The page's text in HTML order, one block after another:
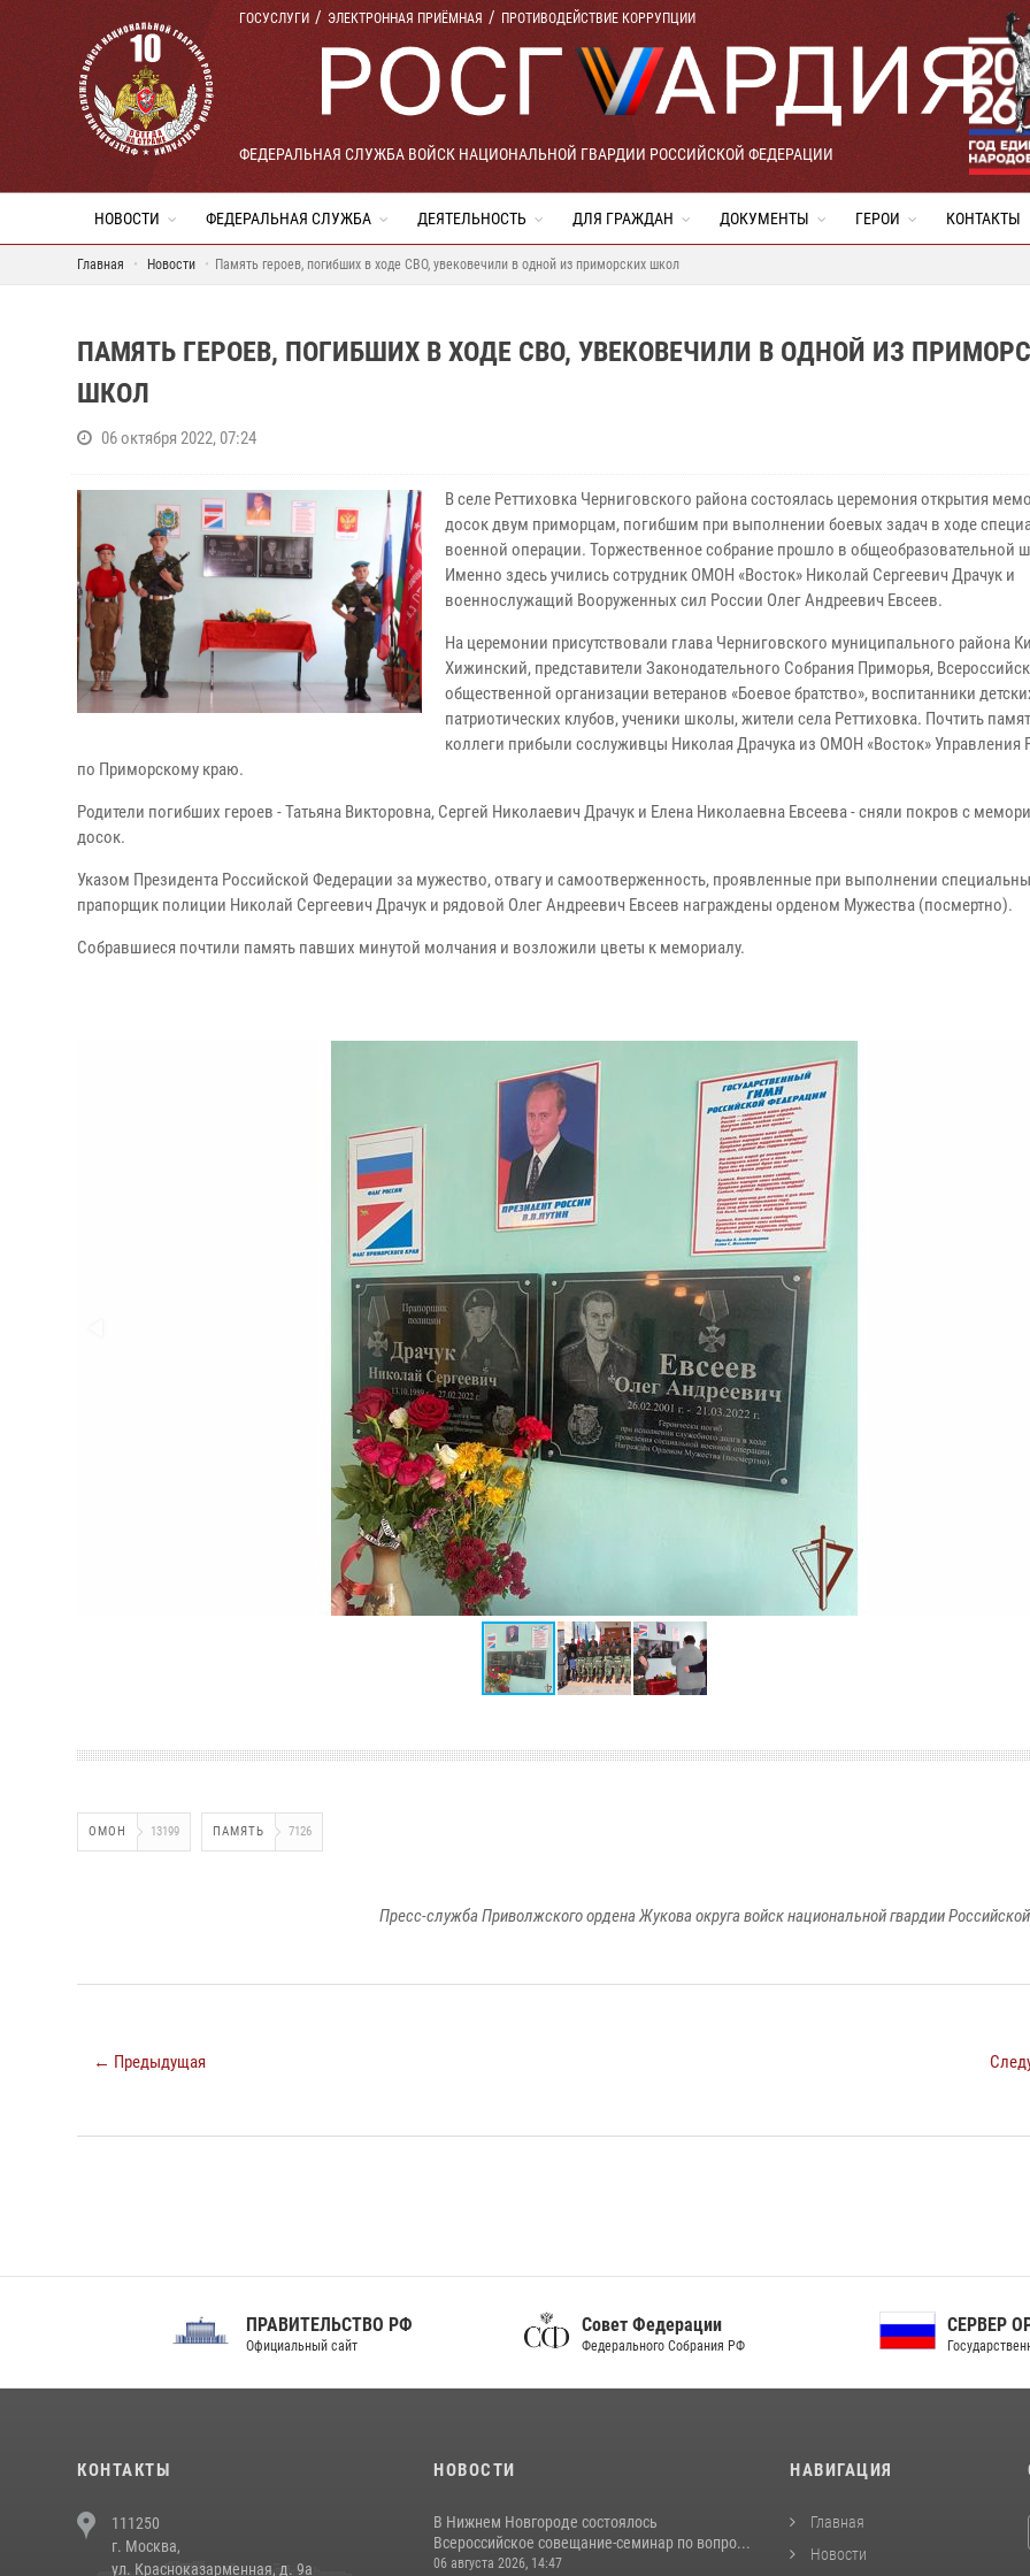
ГОСУСЛУГИ ЭЛЕКТРОННАЯ ПРИЁМНАЯ ПРОТИВОДЕЙСТВИЕ КОРРУПЦИИ
ФЕДЕРАЛЬНАЯ СЛУЖБА ВОЙСК НАЦИОНАЛЬНОЙ ГВАРДИИ РОССИЙСКОЙ ФЕДЕРАЦИИ
НОВОСТИ ФЕДЕРАЛЬНАЯ СЛУЖБА ДЕЯТЕЛЬНОСТЬ ДЛЯ ГРАЖДАН ДОКУМЕНТЫ ГЕРОИ КОНТАКТЫ
Главная Новости Память героев, погибших в ходе СВО, увековечили в одной из приморских школ
ПАМЯТЬ ГЕРОЕВ, ПОГИБШИХ В ХОДЕ СВО, УВЕКОВЕЧИЛИ В ОДНОЙ ИЗ
ШКОЛ
06 октября 2022, 07:24
В селе Реттиховка Черниговского района состоялась церемония открытия
досок двум приморцам, погибшим при выполнении боевых задач в ходе
военной операции. Торжественное собрание прошло в общеобразовательной
Именно здесь учились сотрудник ОМОН «Восток» Николай Сергеевич Драчук и
военнослужащий Вооруженных сил России Олег Андреевич Евсеев.
На церемонии присутствовали глава Черниговского муниципального района
Хижинский, представители Законодательного Собрания Приморья,
общественной организации ветеранов «Боевое братство», воспитанники
патриотических клубов, ученики школы, жители села Реттиховка. Почтить
коллеги прибыли сослуживцы Николая Драчука из ОМОН «Восток» Управления
по Приморскому краю.
Родители погибших героев - Татьяна Викторовна, Сергей Николаевич Драчук и Елена Николаевна Евсеева - сняли покров с
досок.
Указом Президента Российской Федерации за мужество, отвагу и самоотверженность, проявленные при выполнении
прапорщик полиции Николай Сергеевич Драчук и рядовой Олег Андреевич Евсеев награждены орденом Мужества (посмертно).
Собравшиеся почтили память павших минутой молчания и возложили цветы к мемориалу.
ОМОН 13199 ПАМЯТЬ 7126
Пресс-служба Приволжского ордена Жукова округа войск национальной гвардии
← Предыдущая
ПРАВИТЕЛЬСТВО РФ
Официальный сайт
Совет Федерации
Федерального Собрания РФ
СЕРВЕР ОРГАНОВ
Государственной власти РФ
КОНТАКТЫ
111250
г. Москва,
ул. Красноказарменная, д. 9а
НОВОСТИ
В Нижнем Новгороде состоялось
Всероссийское совещание-семинар по вопро...
06 августа 2026, 14:47
НАВИГАЦИЯ
Главная
Новости